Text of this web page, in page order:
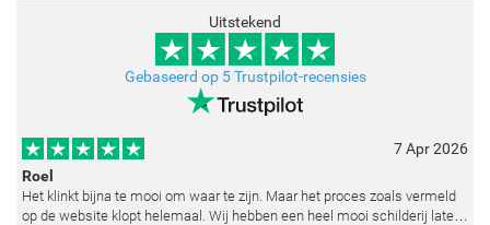
Uitstekend
Gebaseerd op 5 Trustpilot-recensies
7 Apr 2026
Roel
Het klinkt bijna te mooi om waar te zijn. Maar het proces zoals vermeld
op de website klopt helemaal. Wij hebben een heel mooi schilderij laten